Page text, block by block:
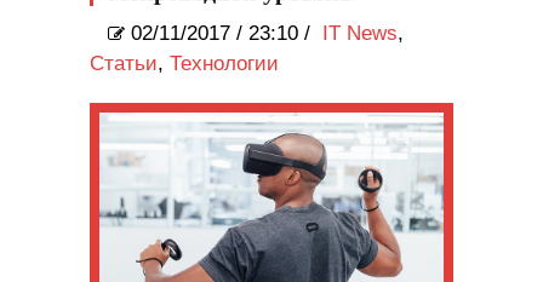
02/11/2017 / 23:10 / IT News,
Статьи, Технологии